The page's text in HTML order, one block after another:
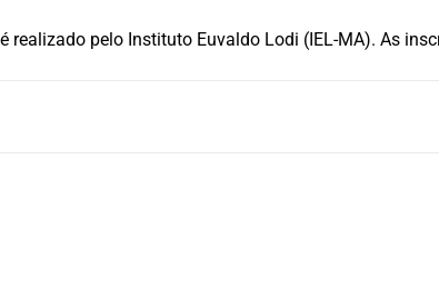
realizado pelo Instituto Euvaldo Lodi (IEL-MA). As